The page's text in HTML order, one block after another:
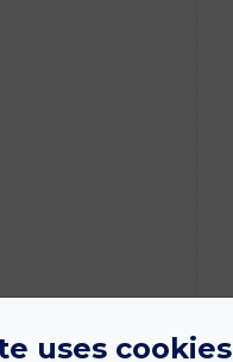
uses cookies